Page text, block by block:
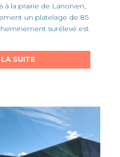
à la prairie de Lanorven,
un platelage de 85
surélevé est
LA SUITE